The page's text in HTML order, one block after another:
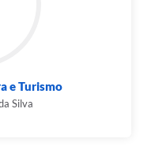
e Turismo
Silva